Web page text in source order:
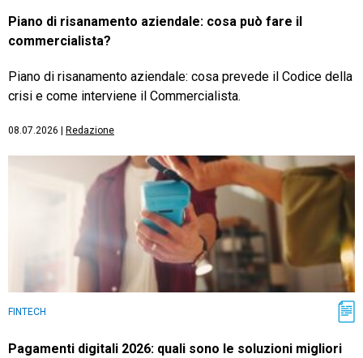
Piano di risanamento aziendale: cosa può fare il
commercialista?
Piano di risanamento aziendale: cosa prevede il Codice della
crisi e come interviene il Commercialista.
08.07.2026 Redazione
FINTECH
Pagamenti digitali 2026: quali sono le soluzioni migliori